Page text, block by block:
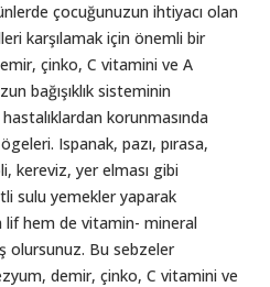
çocuğunuzun ihtiyacı olan
karşılamak için önemli bir
çinko, C vitamini ve A
bağışıklık sisteminin
korunmasında
Ispanak, pazı, pırasa,
kereviz, yer elması gibi
sulu yemekler yaparak
lif hem de vitamin- mineral
olursunuz. Bu sebzeler
demir, çinko, C vitamini ve